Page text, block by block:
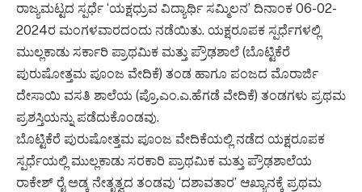
ರಾಜ್ಯಮಟ್ಟದ ಸ್ಪರ್ಧೆ ‘ಯಕ್ಷಧ್ರುವ ವಿದ್ಯಾರ್ಥಿ ಸಮ್ಮಿಲನ’ ದಿನಾಂಕ 06-02-
2024ರ ಮಂಗಳವಾರದಂದು ನಡೆಯಿತು. ಯಕ್ಷರೂಪಕ ಸ್ಪರ್ಧೆಗಳಲ್ಲಿ
ಮುಲ್ಲಕಾಡು ಸರ್ಕಾರಿ ಪ್ರಾಥಮಿಕ ಮತ್ತು ಪ್ರೌಢಶಾಲೆ (ಬೊಟ್ಟಿಕೆರೆ
ಪುರುಷೋತ್ತಮ ಪೂಂಜ ವೇದಿಕೆ) ತಂಡ ಹಾಗೂ ಪಂಜದ ಮೊರಾರ್ಜಿ
ದೇಸಾಯಿ ವಸತಿ ಶಾಲೆಯ (ಪ್ರೊ.ಎಂ.ಎ.ಹೆಗಡೆ ವೇದಿಕೆ) ತಂಡಗಳು ಪ್ರಥಮ
ಪ್ರಶಸ್ತಿಯನ್ನು ಪಡೆದುಕೊಂಡವು.
ಬೊಟ್ಟಿಕೆರೆ ಪುರುಷೋತ್ತಮ ಪೂಂಜ ವೇದಿಕೆಯಲ್ಲಿ ನಡೆದ ಯಕ್ಷರೂಪಕ
ಸ್ಪರ್ಧೆಯಲ್ಲಿ ಮುಲ್ಲಕಾಡು ಸರಕಾರಿ ಪ್ರಾಥಮಿಕ ಮತ್ತು ಪ್ರೌಢಶಾಲೆಯ
ರಾಕೇಶ್ ರೈ ಅಡ್ಕ ನೇತೃತ್ವದ ತಂಡವು ‘ದಶಾವತಾರ’ ಆಖ್ಯಾನಕ್ಕೆ ಪ್ರಥಮ